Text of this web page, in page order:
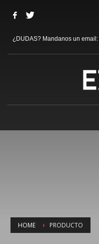
¿DUDAS? Mandanos un email:
HOME PRODUCTO